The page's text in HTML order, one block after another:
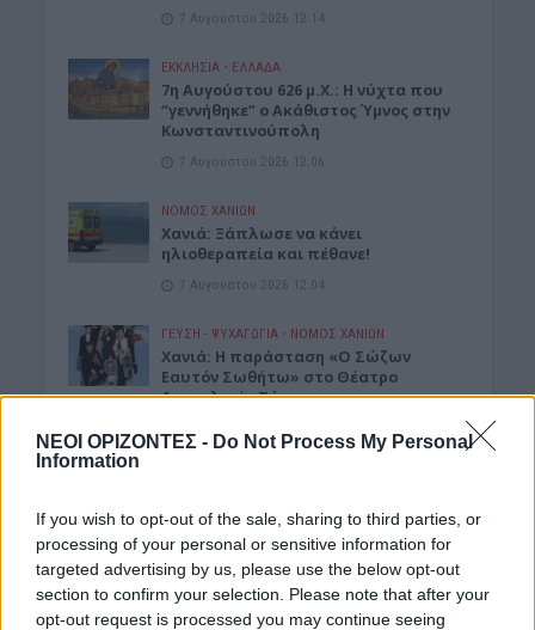
ΝΕΟΙ ΟΡΙΖΟΝΤΕΣ - Do Not Process My Personal
Information
If you wish to opt-out of the sale, sharing to third parties, or
processing of your personal or sensitive information for
targeted advertising by us, please use the below opt-out
section to confirm your selection. Please note that after your
opt-out request is processed you may continue seeing
7 Αυγούστου 2026 12:14
ΕΚΚΛΗΣΙΑ • ΕΛΛΑΔΑ
7η Αυγούστου 626 μ.Χ.: Η νύχτα που
“γεννήθηκε” ο Ακάθιστος Ύμνος στην
Κωνσταντινούπολη
7 Αυγούστου 2026 12:06
ΝΟΜΌΣ ΧΑΝΊΩΝ
Χανιά: Ξάπλωσε να κάνει
ηλιοθεραπεία και πέθανε!
7 Αυγούστου 2026 12:04
ΓΕΎΣΗ - ΨΥΧΑΓΩΓΊΑ • ΝΟΜΌΣ ΧΑΝΊΩΝ
Χανιά: Η παράσταση «Ο Σώζων
Εαυτόν Σωθήτω» στο Θέατρο
Ανατολικής Τάφρου
Αμφιθέατρο Λενταριανών
7 Αυγούστου 2026 11:50
ΚΡΗΤΗ
Κρήτη: Εξιχνιάστηκαν οι εμπρησμοί –